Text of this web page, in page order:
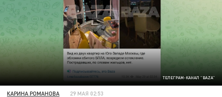
ТЕЛЕГРАМ-КАНАЛ "BAZA"
КАРИНА РОМАНОВА 29 МАЯ 02:53